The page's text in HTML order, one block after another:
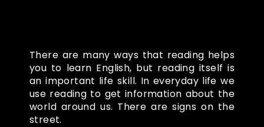
There are many ways that reading helps
you to learn English, but reading itself is
an important life skill. In everyday life we
use reading to get information about the
world around us. There are signs on the
street.